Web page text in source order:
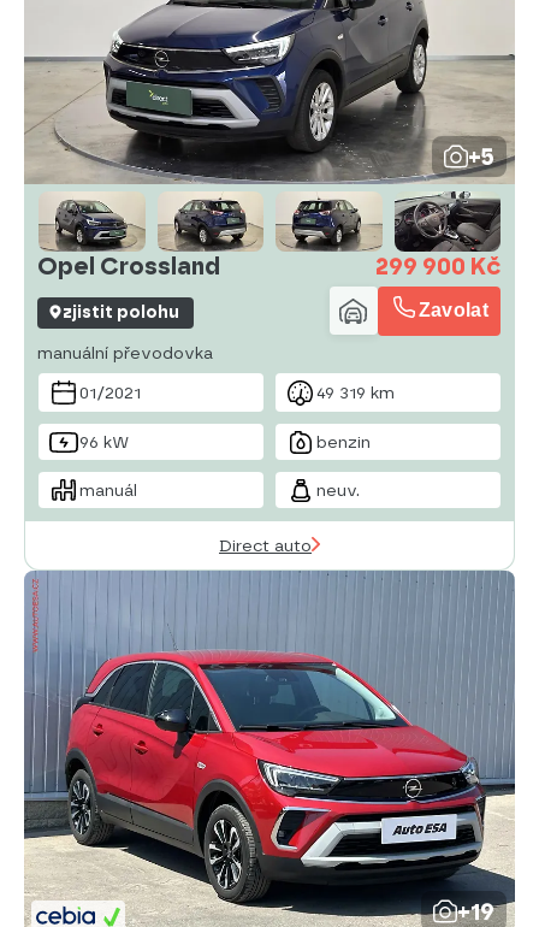
Abecedně od A do Z
Abecedně od Z do A
+5
Opel Crossland 299 900 Kč
zjistit polohu Zavolat
manuální převodovka
01/2021 49 319 km
96 kW benzin
manuál neuv.
Direct auto
+19